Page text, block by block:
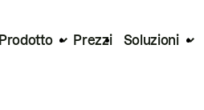
Prodotto Prezzi Soluzioni